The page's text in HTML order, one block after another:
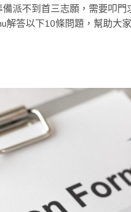
派不到首三志願，需要叩門
解答以下10條問題，幫助大